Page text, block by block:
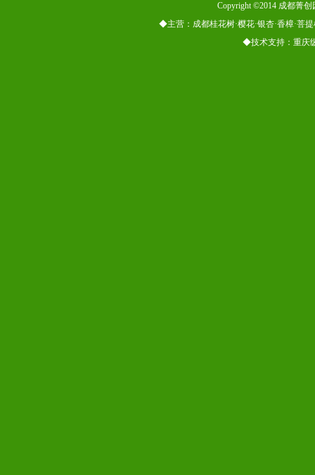
Copyright ©2014 成都菁
◆主营：成都桂花树·樱花·银杏·香樟·菩
◆技术支持：重庆